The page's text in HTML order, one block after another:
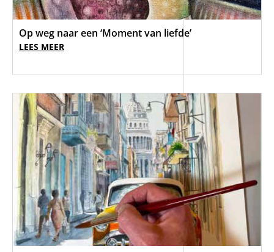
Op weg naar een ‘Moment van liefde’
LEES MEER